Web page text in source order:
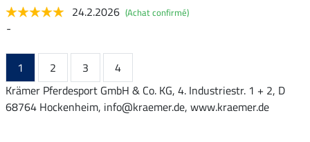
24.2.2026 (Achat confirmé)
-
1 2 3
4
Krämer Pferdesport GmbH & Co. KG, 4. Industriestr. 1 + 2, D
68764 Hockenheim, info@kraemer.de, www.kraemer.de